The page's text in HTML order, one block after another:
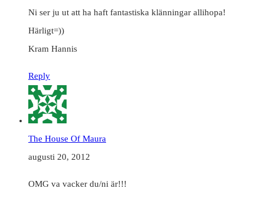
Ni ser ju ut att ha haft fantastiska klänningar allihopa!
Härligt=))
Kram Hannis
Reply
The House Of Maura
augusti 20, 2012
OMG va vacker du/ni är!!!